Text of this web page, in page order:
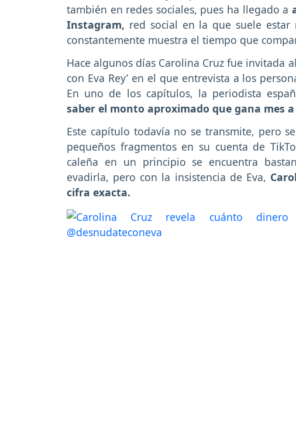
también en redes sociales, pues ha llegado a
Instagram, red social en la que suele
constantemente muestra el tiempo que
Hace algunos días Carolina Cruz fue invitada
con Eva Rey’ en el que entrevista a los
En uno de los capítulos, la periodista
saber el monto aproximado que gana mes a
Este capítulo todavía no se transmite, pero
pequeños fragmentos en su cuenta de
caleña en un principio se encuentra
evadirla, pero con la insistencia de Eva,
cifra exacta.